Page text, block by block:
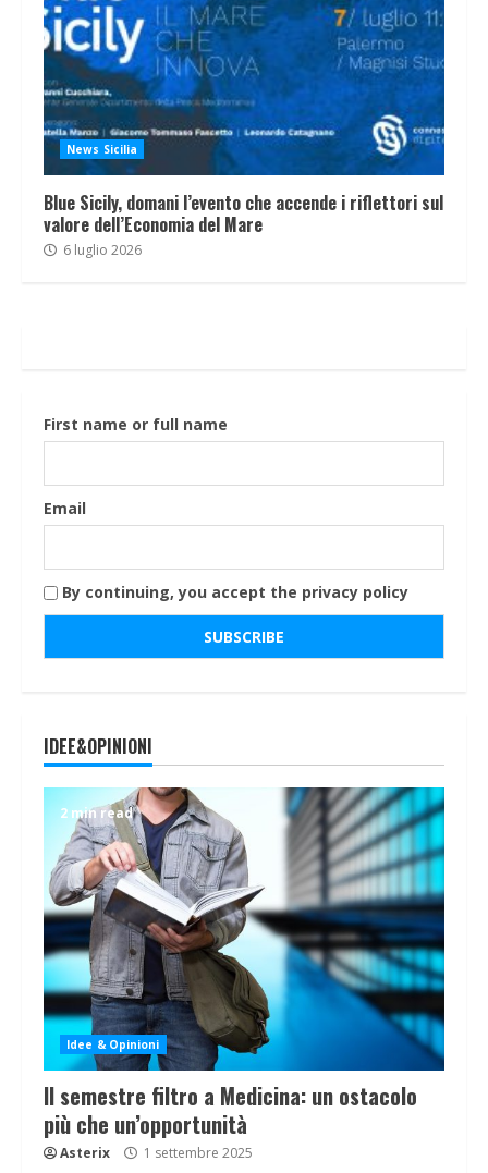
News Sicilia
Blue Sicily, domani l’evento che accende i riflettori sul
valore dell’Economia del Mare
6 luglio 2026
First name or full name
Email
By continuing, you accept the privacy policy
IDEE&OPINIONI
2 min read
Idee & Opinioni
Il semestre filtro a Medicina: un ostacolo
più che un’opportunità
Asterix 1 settembre 2025